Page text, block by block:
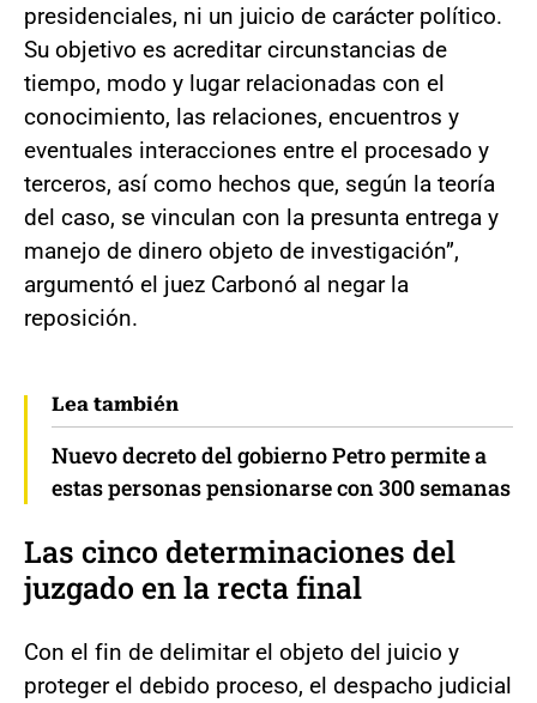
presidenciales, ni un juicio de carácter político.
Su objetivo es acreditar circunstancias de
tiempo, modo y lugar relacionadas con el
conocimiento, las relaciones, encuentros y
eventuales interacciones entre el procesado y
terceros, así como hechos que, según la teoría
del caso, se vinculan con la presunta entrega y
manejo de dinero objeto de investigación”,
argumentó el juez Carbonó al negar la
reposición.
Lea también
Nuevo decreto del gobierno Petro permite a
estas personas pensionarse con 300 semanas
Las cinco determinaciones del
juzgado en la recta final
Con el fin de delimitar el objeto del juicio y
proteger el debido proceso, el despacho judicial